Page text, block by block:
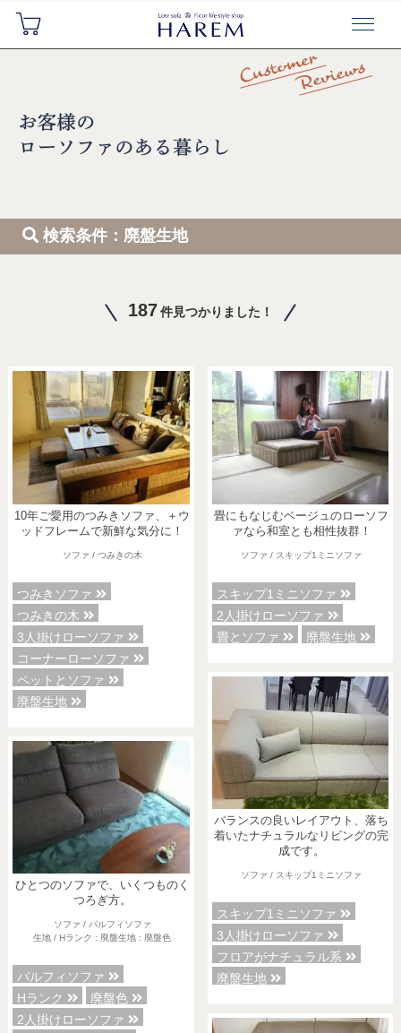
検索条件：廃盤生地
187件見つかりました！
10年ご愛用のつみきソファ、＋ウ
ッドフレームで新鮮な気分に！
ソファ / つみきの木
つみきソファ
つみきの木
3人掛けローソファ
コーナーローソファ
ペットとソファ
廃盤生地
ひとつのソファで、いくつものく
つろぎ方。
ソファ / パルフィソファ
生地 / Hランク : 廃盤生地 : 廃盤色
パルフィソファ
Hランク
廃盤色
2人掛けローソファ
畳にもなじむベージュのローソフ
ァなら和室とも相性抜群！
ソファ / スキップ1ミニソファ
スキップ1ミニソファ
2人掛けローソファ
畳とソファ
廃盤生地
バランスの良いレイアウト、落ち
着いたナチュラルなリビングの完
成です。
ソファ / スキップ1ミニソファ
スキップ1ミニソファ
3人掛けローソファ
フロアがナチュラル系
廃盤生地